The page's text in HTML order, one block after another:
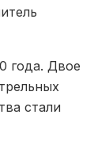
года. Двое
стали